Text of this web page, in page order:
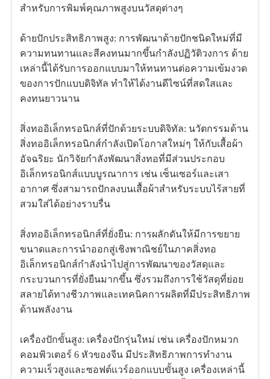
สำหรับการพิมพ์คุณภาพสูงบนวัสดุต่างๆ
ด้ายปักประสิทธิภาพสูง: การพัฒนาด้ายปักชนิดใหม่ที่มี
ความทนทานและสีคงทนมากขึ้นกำลังปฏิวัติวงการ ด้าย
เหล่านี้ได้รับการออกแบบมาให้ทนทานต่อความเข้มงวด
ของการปักแบบดิจิทัล ทำให้ได้งานดีไซน์ที่สดใสและ
คงทนยาวนาน
สิ่งทออิเล็กทรอนิกส์ที่ปักด้วยระบบดิจิทัล: นวัตกรรมด้าน
สิ่งทออิเล็กทรอนิกส์กำลังเปิดโอกาสใหม่ๆ ให้กับเสื้อผ้า
อัจฉริยะ นักวิจัยกำลังพัฒนาสิ่งทอที่มีส่วนประกอบ
อิเล็กทรอนิกส์แบบบูรณาการ เช่น เซ็นเซอร์และเสา
อากาศ ซึ่งสามารถปักลงบนเสื้อผ้าสำหรับระบบไร้สายที่
สวมใส่ได้อย่างราบรื่น
สิ่งทออิเล็กทรอนิกส์ที่ยั่งยืน: การผลักดันให้มีการขยาย
ขนาดและการนำออกสู่เชิงพาณิชย์ในภาคสิ่งทอ
อิเล็กทรอนิกส์กำลังนำไปสู่การพัฒนาของวัสดุและ
กระบวนการที่ยั่งยืนมากขึ้น ซึ่งรวมถึงการใช้วัสดุที่ย่อย
สลายได้ทางชีวภาพและเทคนิคการผลิตที่มีประสิทธิภาพ
ด้านพลังงาน
เครื่องปักขั้นสูง: เครื่องปักรุ่นใหม่ เช่น เครื่องปักหมวก
คอมพิวเตอร์ 6 หัวของจีน มีประสิทธิภาพการทำงาน
ความเร็วสูงและซอฟต์แวร์ออกแบบขั้นสูง เครื่องเหล่านี้